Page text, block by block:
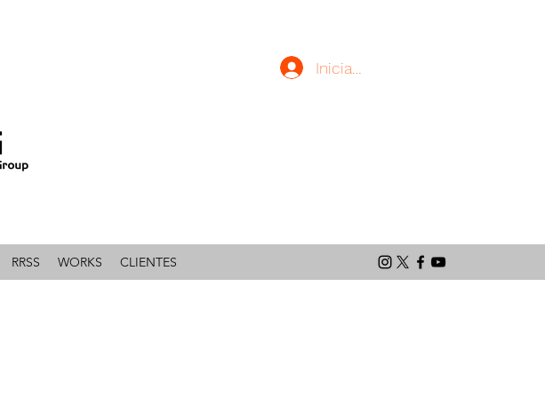
Iniciar sesión
RRSS WORKS CLIENTES